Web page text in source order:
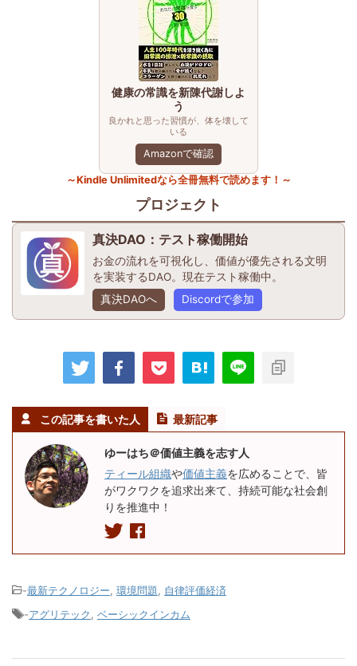
健康の常識を新陳代謝しよ
う
良かれと思った習慣が、体を壊して
いる
Amazonで確認
～Kindle Unlimitedなら全冊無料で読めます！～
プロジェクト
真決DAO：テスト稼働開始
お金の流れを可視化し、価値が優先される文明
を実装するDAO。現在テスト稼働中。
真決DAOへ
Discordで参加
この記事を書いた人 最新記事
ゆーはち＠価値主義を志す人
ティール組織や価値主義を広めることで、皆
がワクワクを追求出来て、持続可能な社会創
りを推進中！
-最新テクノロジー 環境問題
自律評価経済
-アグリテック ベーシックインカム